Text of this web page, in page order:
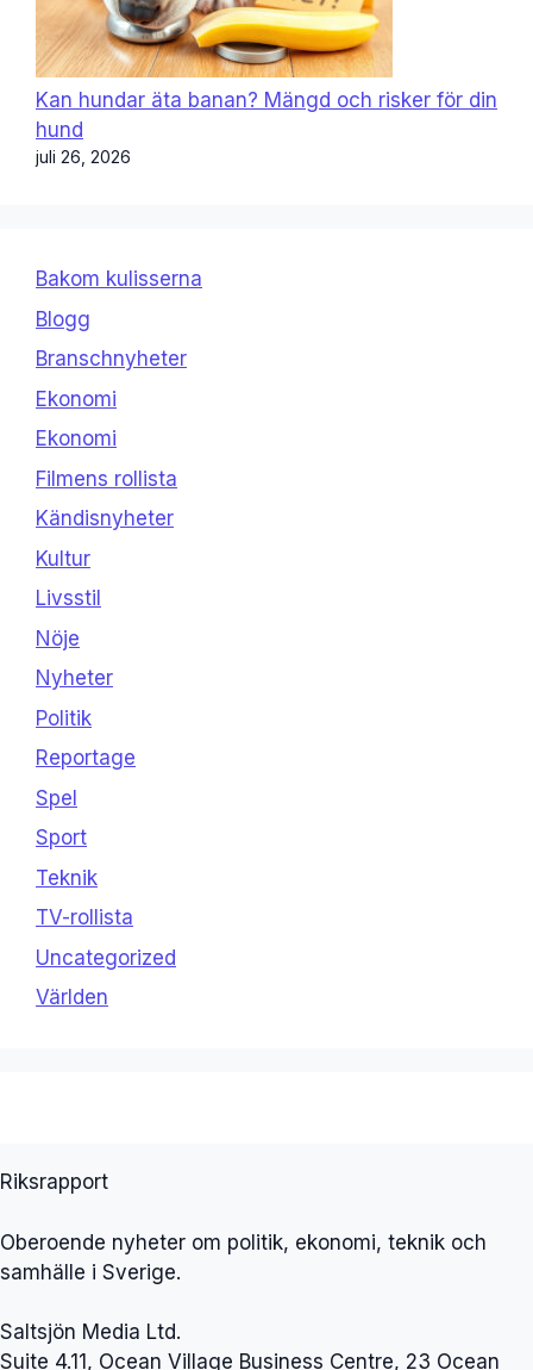
Kan hundar äta banan? Mängd och risker för din
hund
juli 26, 2026
Bakom kulisserna
Blogg
Branschnyheter
Ekonomi
Ekonomi
Filmens rollista
Kändisnyheter
Kultur
Livsstil
Nöje
Nyheter
Politik
Reportage
Spel
Sport
Teknik
TV-rollista
Uncategorized
Världen
Riksrapport
Oberoende nyheter om politik, ekonomi, teknik och
samhälle i Sverige.
Saltsjön Media Ltd.
Suite 4.11, Ocean Village Business Centre, 23 Ocean